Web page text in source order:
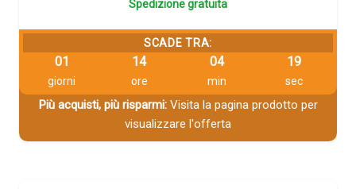
Spedizione gratuita
SCADE TRA:
01
giorni
14
ore
04
min
18
sec
Più acquisti, più risparmi:Visita la pagina prodotto per
visualizzare l'offerta